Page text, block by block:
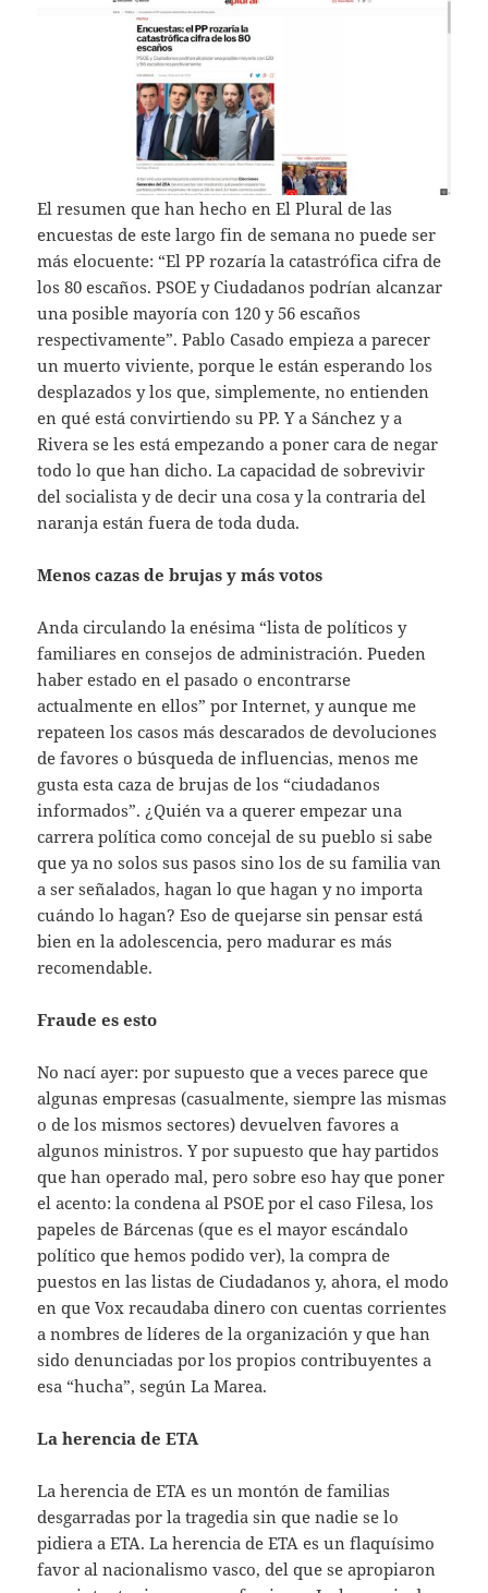
El resumen que han hecho en El Plural de las
encuestas de este largo fin de semana no puede ser
más elocuente: “El PP rozaría la catastrófica cifra de
los 80 escaños. PSOE y Ciudadanos podrían alcanzar
una posible mayoría con 120 y 56 escaños
respectivamente”. Pablo Casado empieza a parecer
un muerto viviente, porque le están esperando los
desplazados y los que, simplemente, no entienden
en qué está convirtiendo su PP. Y a Sánchez y a
Rivera se les está empezando a poner cara de negar
todo lo que han dicho. La capacidad de sobrevivir
del socialista y de decir una cosa y la contraria del
naranja están fuera de toda duda.
Menos cazas de brujas y más votos
Anda circulando la enésima “lista de políticos y
familiares en consejos de administración. Pueden
haber estado en el pasado o encontrarse
actualmente en ellos” por Internet, y aunque me
repateen los casos más descarados de devoluciones
de favores o búsqueda de influencias, menos me
gusta esta caza de brujas de los “ciudadanos
informados”. ¿Quién va a querer empezar una
carrera política como concejal de su pueblo si sabe
que ya no solos sus pasos sino los de su familia van
a ser señalados, hagan lo que hagan y no importa
cuándo lo hagan? Eso de quejarse sin pensar está
bien en la adolescencia, pero madurar es más
recomendable.
Fraude es esto
No nací ayer: por supuesto que a veces parece que
algunas empresas (casualmente, siempre las mismas
o de los mismos sectores) devuelven favores a
algunos ministros. Y por supuesto que hay partidos
que han operado mal, pero sobre eso hay que poner
el acento: la condena al PSOE por el caso Filesa, los
papeles de Bárcenas (que es el mayor escándalo
político que hemos podido ver), la compra de
puestos en las listas de Ciudadanos y, ahora, el modo
en que Vox recaudaba dinero con cuentas corrientes
a nombres de líderes de la organización y que han
sido denunciadas por los propios contribuyentes a
esa “hucha”, según La Marea.
La herencia de ETA
La herencia de ETA es un montón de familias
desgarradas por la tragedia sin que nadie se lo
pidiera a ETA. La herencia de ETA es un flaquísimo
favor al nacionalismo vasco, del que se apropiaron